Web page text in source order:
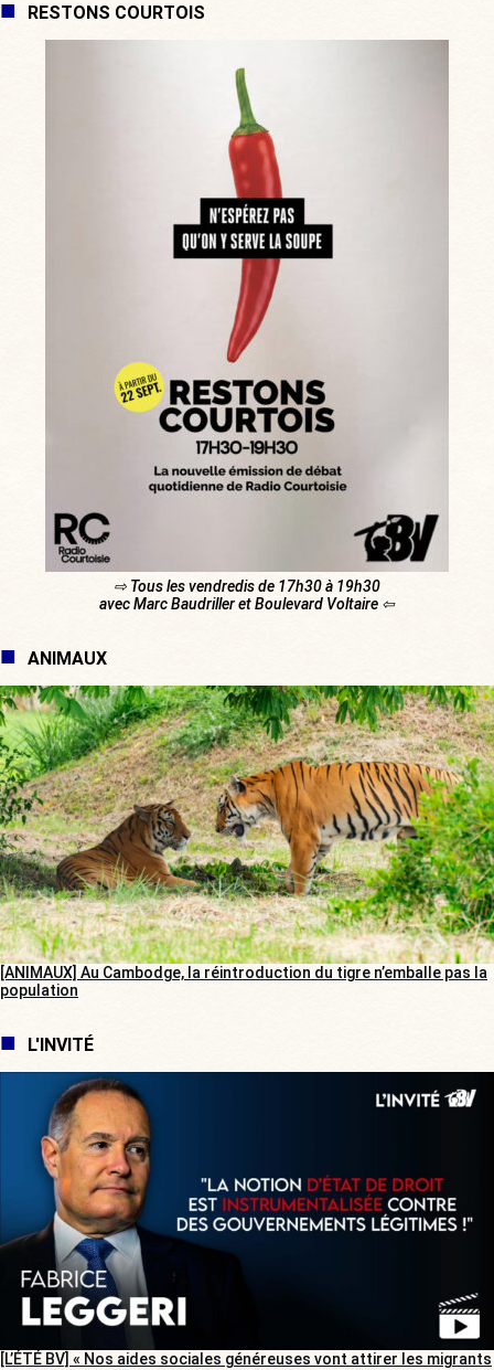
RESTONS COURTOIS
⇨ Tous les vendredis de 17h30 à 19h30
avec Marc Baudriller et Boulevard Voltaire ⇦
ANIMAUX
[ANIMAUX] Au Cambodge, la réintroduction du tigre n’emballe pas la
population
L'INVITÉ
[L’ÉTÉ BV] « Nos aides sociales généreuses vont attirer les migrants